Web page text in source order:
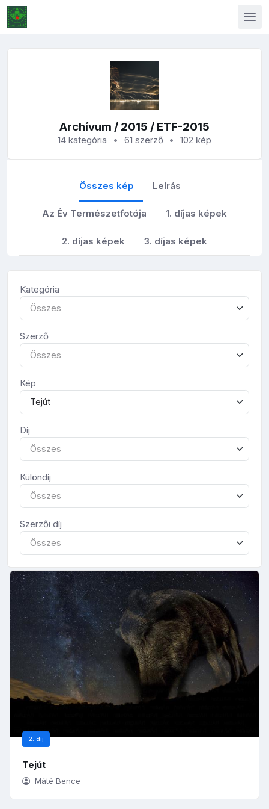
Archívum / 2015 / ETF-2015
14 kategória 61 szerző 102 kép
Összes kép Leírás
Az Év Természetfotója 1. díjas képek
2. díjas képek 3. díjas képek
Kategória
Összes
Szerző
Összes
Kép
Tejút
Díj
Összes
Különdíj
Összes
Szerzői díj
Összes
2. díj
Tejút
Máté Bence